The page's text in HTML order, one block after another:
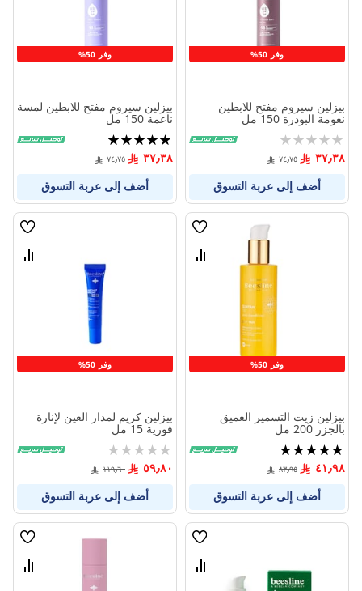
وفر 50%
بيزلين سيروم مفتح للابطين
نعومة البودرة 150 مل
Rating:
0%
٣٧٫٣٨ ٧٤٫٧٥
أضف إلى عربة التسوق
وفر 50%
بيزلين سيروم مفتح للابطين لمسة
ناعمة 150 مل
تقييم:
100%
٣٧٫٣٨ ٧٤٫٧٥
أضف إلى عربة التسوق
وفر 50%
قائمة
قارن
بيزلين زيت التسمير العميق
بالجزر 200 مل
تقييم:
100%
٤١٫٩٨ ٨٣٫٩٥
أضف إلى عربة التسوق
وفر 50%
قائمة
قارن
بيزلين كريم لمدار العين لإنارة
فورية 15 مل
Rating:
0%
٥٩٫٨٠ ١١٩٫٦٠
أضف إلى عربة التسوق
قائمة
قارن
قائمة
قارن